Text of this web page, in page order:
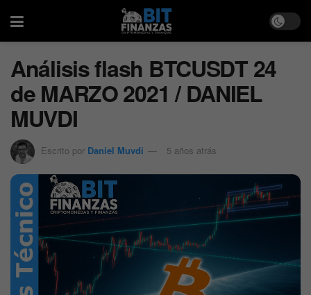
Análisis flash BTCUSDT 24
de MARZO 2021 / DANIEL
MUVDI
Escrito por Daniel Muvdi 5 años atrás